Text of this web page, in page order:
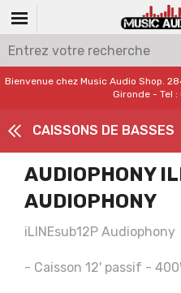
Bienvenue chez Music Audio Shop.
Gironde - Tel
CAISSONS DE BASSES
AUDIOPHONY
AUDIOPHONY
iLINEsub12P Audiophony
- Caisson 12' passif -